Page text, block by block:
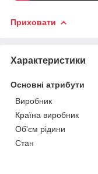
Приховати
Характеристики
Основні атрибути
Виробник
Країна виробник
Об'єм рідини
Стан